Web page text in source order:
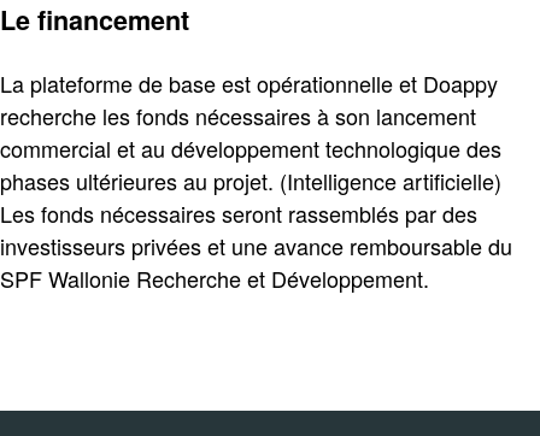
Le financement
La plateforme de base est opérationnelle et Doappy
recherche les fonds nécessaires à son lancement
commercial et au développement technologique des
phases ultérieures au projet. (Intelligence artificielle)
Les fonds nécessaires seront rassemblés par des
investisseurs privées et une avance remboursable du
SPF Wallonie Recherche et Développement.